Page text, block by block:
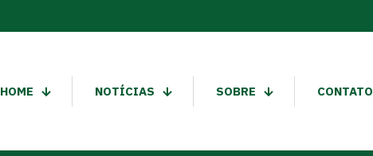
HOME NOTÍCIAS SOBRE CONTATO